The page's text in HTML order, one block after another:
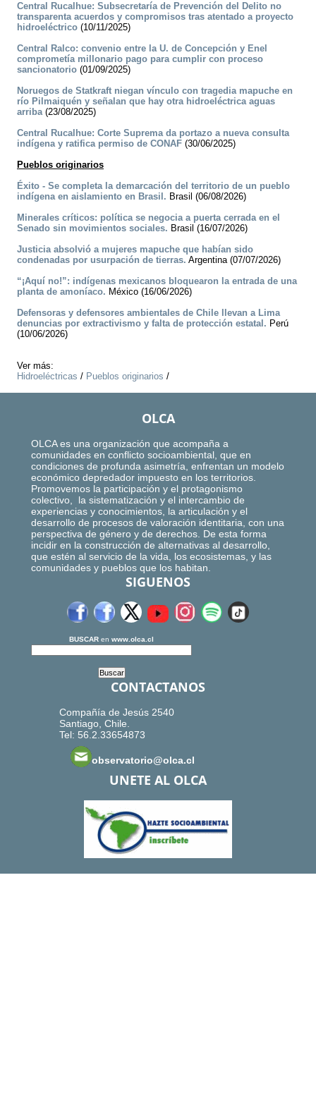
Central Rucalhue: Subsecretaría de Prevención del Delito no
transparenta acuerdos y compromisos tras atentado a proyecto
hidroeléctrico (10/11/2025)
Central Ralco: convenio entre la U. de Concepción y Enel
comprometía millonario pago para cumplir con proceso
sancionatorio (01/09/2025)
Noruegos de Statkraft niegan vínculo con tragedia mapuche en
río Pilmaiquén y señalan que hay otra hidroeléctrica aguas
arriba(23/08/2025)
Central Rucalhue: Corte Suprema da portazo a nueva consulta
indígena y ratifica permiso de CONAF (30/06/2025)
Pueblos originarios
Éxito - Se completa la demarcación del territorio de un pueblo
indígena en aislamiento en Brasil. Brasil (06/08/2026)
Minerales críticos: política se negocia a puerta cerrada en el
Senado sin movimientos sociales. Brasil (16/07/2026)
Justicia absolvió a mujeres mapuche que habían sido
condenadas por usurpación de tierras. Argentina (07/07/2026)
“¡Aquí no!”: indígenas mexicanos bloquearon la entrada de una
planta de amoníaco. México (16/06/2026)
Defensoras y defensores ambientales de Chile llevan a Lima
denuncias por extractivismo y falta de protección estatal. Perú
(10/06/2026)
Ver más:
Hidroeléctricas / Pueblos originarios /
OLCA
OLCA es una organización que acompaña a
comunidades en conflicto socioambiental, que en
condiciones de profunda asimetría, enfrentan un modelo
económico depredador impuesto en los territorios.
Promovemos la participación y el protagonismo
colectivo, la sistematización y el intercambio de
experiencias y conocimientos, la articulación y el
desarrollo de procesos de valoración identitaria, con una
perspectiva de género y de derechos. De esta forma
incidir en la construcción de alternativas al desarrollo,
que estén al servicio de la vida, los ecosistemas, y las
comunidades y pueblos que los habitan.
SIGUENOS
BUSCAR en www.olca.cl
CONTACTANOS
Compañía de Jesús 2540
Santiago, Chile.
Tel: 56.2.33654873
observatorio@olca.cl
UNETE AL OLCA